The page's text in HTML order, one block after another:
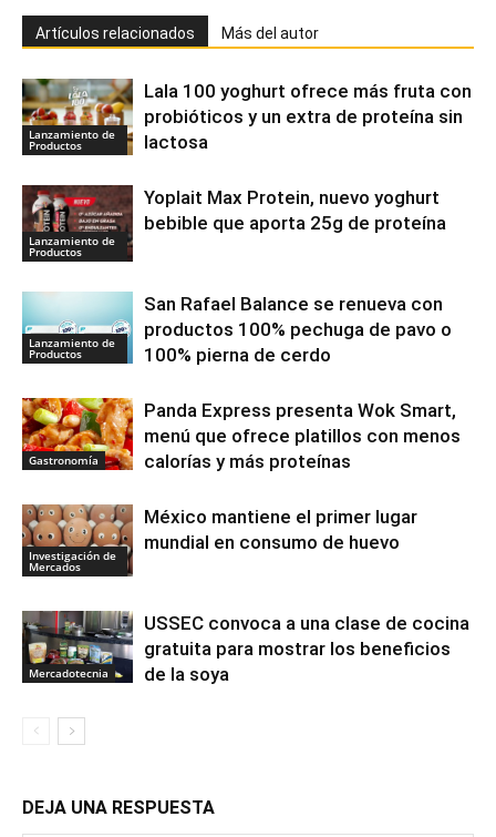
Artículos relacionados Más del autor
Lanzamiento de
Productos
Lala 100 yoghurt ofrece más fruta con
probióticos y un extra de proteína sin
lactosa
Lanzamiento de
Productos
Yoplait Max Protein, nuevo yoghurt
bebible que aporta 25g de proteína
Lanzamiento de
Productos
San Rafael Balance se renueva con
productos 100% pechuga de pavo o
100% pierna de cerdo
Gastronomía
Panda Express presenta Wok Smart,
menú que ofrece platillos con menos
calorías y más proteínas
Investigación de
Mercados
México mantiene el primer lugar
mundial en consumo de huevo
Mercadotecnia
USSEC convoca a una clase de cocina
gratuita para mostrar los beneficios
de la soya
DEJA UNA RESPUESTA